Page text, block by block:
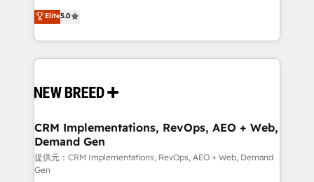
の一部をAIが自律実行する組織への移行を設計・実装。
Breeze・Claude等をHubSpotと連携させ、役割定義・
革を、構想から実装・定着までPMOとして主導。「設
の統合・浸透・変革管理を実行します。 ▸ CMS戦略設
計・構築：リード獲得・CVR・SEOを前提にした情報設
計・導線設計・テンプレート設計をContent Hubで一体
提供。 ▸ 既存CRM・MAからの移行支援：Salesforce・
into a revenue engine. Our unified ecosystem
includes specialized divisions Globalia (AI &
Software) and Point Success Media (Paid Media),
making this the official home for all three brands. 🔄
and system integrations powered by Globalia’s
trainers to drive platform adoption. 📈 Revenue
Generation - Full-funnel marketing and high-
performance advertising via Point Success Media. -
Expert deployment of Breeze AI and custom agents
Elite5.0
CRM Implementations, RevOps, AEO + Web,
Demand Gen
提供元：CRM Implementations, RevOps, AEO + Web, Demand
Gen